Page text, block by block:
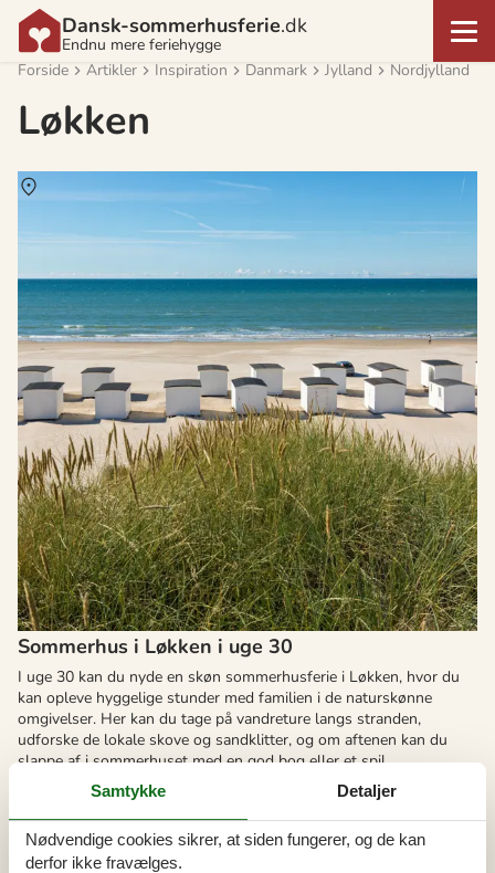
Dansk-sommerhusferie.dk
Endnu mere feriehygge
Forside
Artikler Inspiration Danmark Jylland Nordjylland
Løkken
Sommerhus i Løkken i uge 30
I uge 30 kan du nyde en skøn sommerhusferie i Løkken, hvor du
kan opleve hyggelige stunder med familien i de naturskønne
omgivelser. Her kan du tage på vandreture langs stranden,
udforske de lokale skove og sandklitter, og om aftenen kan du
slappe af i sommerhuset med en god bog eller et spil.
Om
Løkken
Samtykke Detaljer
Nødvendige cookies sikrer, at siden fungerer, og de kan
derfor ikke fravælges.